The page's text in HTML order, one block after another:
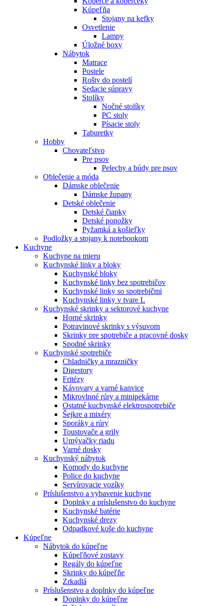
Kúpeľňa
Stojany na kefky
Osvetlenie
Lampy
Úložné boxy
Nábytok
Matrace
Postele
Rošty do postelí
Sedacie súpravy
Stolíky
Nočné stolíky
PC stoly
Písacie stoly
Taburetky
Hobby
Chovateľstvo
Pre psov
Pelechy a búdy pre psov
Oblečenie a móda
Dámske oblečenie
Dámske župany
Detské oblečenie
Detské čiapky
Detské ponožky
Pyžamká a košieľky
Podložky a stojany k notebookom
Kuchyne
Kuchyne na mieru
Kuchynské linky a bloky
Kuchynské bloky
Kuchynské linky bez spotrebičov
Kuchynské linky so spotrebičmi
Kuchynské linky v tvare L
Kuchynské skrinky a sektorové kuchyne
Horné skrinky
Potravinové skrinky s výsuvom
Skrinky pre spotrebiče a pracovné dosky
Spodné skrinky
Kuchynské spotrebiče
Chladničky a mrazničky
Digestory
Fritézy
Kávovary a varné kanvice
Mikrovlnné rúry a minipekárne
Ostatné kuchynské elektrospotrebiče
Šejkre a mixéry
Sporáky a rúry
Toustovače a grily
Umývačky riadu
Varné dosky
Kuchynský nábytok
Komody do kuchyne
Police do kuchyne
Servírovacie vozíky
Príslušenstvo a vybavenie kuchyne
Doplnky a príslušenstvo do kuchyne
Kuchynské batérie
Kuchynské drezy
Odpadkové koše do kuchyne
Kúpeľne
Nábytok do kúpeľne
Kúpeľňové zostavy
Regály do kúpeľne
Skrinky do kúpeľňe
Zrkadlá
Príslušenstvo a doplnky do kúpeľne
Doplnky do kúpeľne